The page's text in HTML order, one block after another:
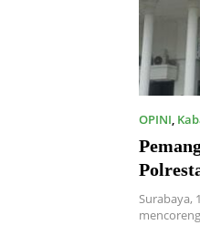
OPINI,
Surabaya,